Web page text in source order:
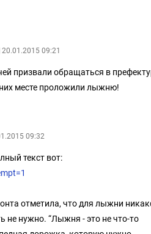
20.01.2015 09:21
призвали обращаться в
месте проложили лыжню!
09:32
текст вот:
отметила, что для лыжни
не нужно. “Лыжня - это не что-то